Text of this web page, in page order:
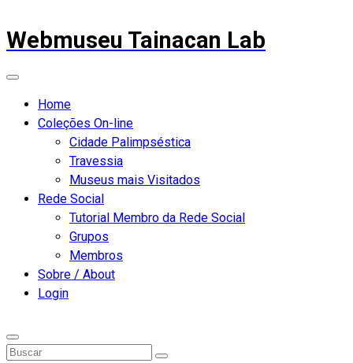
Webmuseu Tainacan Lab
Home
Coleções On-line
Cidade Palimpséstica
Travessia
Museus mais Visitados
Rede Social
Tutorial Membro da Rede Social
Grupos
Membros
Sobre / About
Login